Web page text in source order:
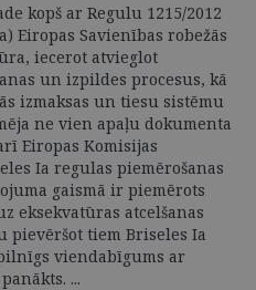
kopš ar Regulu 1215/2012
Eiropas Savienības robežās
iecerot atvieglot
un izpildes procesus, kā
izmaksas un tiesu sistēmu
ne vien apaļu dokumenta
Eiropas Komisijas
Ia regulas piemērošanas
gaismā ir piemērots
eksekvatūras atcelšanas
tiem Briseles Ia
viendabīgums ar
...